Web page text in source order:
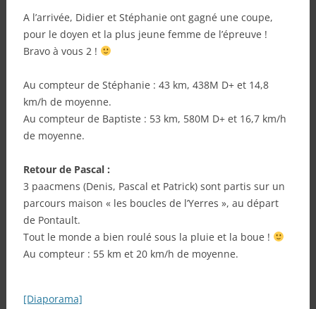
A l’arrivée, Didier et Stéphanie ont gagné une coupe,
pour le doyen et la plus jeune femme de l’épreuve !
Bravo à vous 2 !
Au compteur de Stéphanie : 43 km, 438M D+ et 14,8
km/h de moyenne.
Au compteur de Baptiste : 53 km, 580M D+ et 16,7 km/h
de moyenne.
Retour de Pascal :
3 paacmens (Denis, Pascal et Patrick) sont partis sur un
parcours maison « les boucles de l’Yerres », au départ
de Pontault.
Tout le monde a bien roulé sous la pluie et la boue !
Au compteur : 55 km et 20 km/h de moyenne.
[Diaporama]